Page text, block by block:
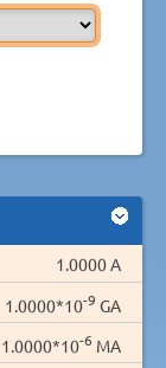
1.0000 A
1.0000*10-9 GA
1.0000*10-6 MA